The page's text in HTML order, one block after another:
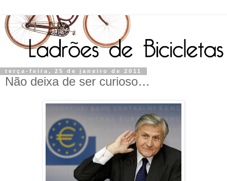
terça-feira, 25 de janeiro de 2011
Não deixa de ser curioso…